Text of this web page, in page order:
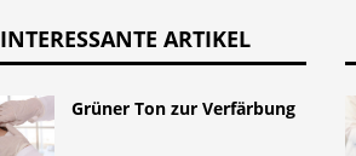
INTERESSANTE ARTIKEL
Grüner Ton zur Verfärbung